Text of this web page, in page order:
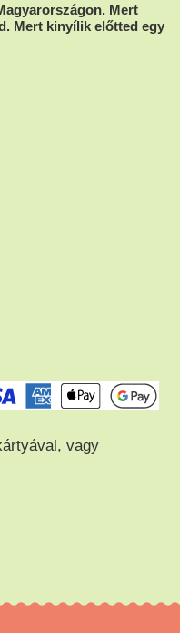
Mert
Mert kinyílik előtted egy
vagy